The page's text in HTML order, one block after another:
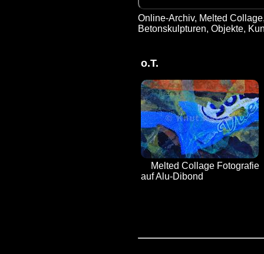
Online-Archiv, Melted
Betonskulpturen, Objekte,
o.T.
Melted Collage Fotografie
auf Alu-Dibond